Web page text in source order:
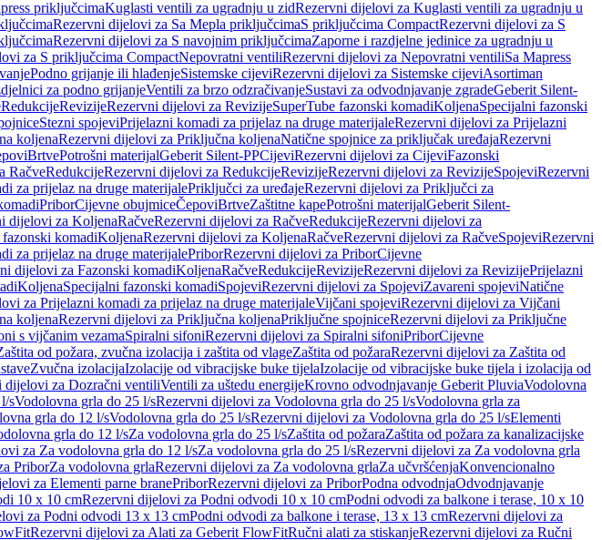
priključcimaKuglasti ventili za ugradnju u zidRezervni dijelovi za Kuglasti ventili za ugradnju u
Rezervni dijelovi za Sa Mepla priključcimaS priključcima CompactRezervni dijelovi za S
Rezervni dijelovi za S navojnim priključcimaZaporne i razdjelne jedinice za ugradnju u
za S priključcima CompactNepovratni ventiliRezervni dijelovi za Nepovratni ventiliSa Mapress
Podno grijanje ili hlađenjeSistemske cijeviRezervni dijelovi za Sistemske cijeviAsortiman
za podno grijanjeVentili za brzo odzračivanjeSustavi za odvodnjavanje zgradeGeberit Silent-
RedukcijeRevizijeRezervni dijelovi za RevizijeSuperTube fazonski komadiKoljenaSpecijalni fazonski
Stezni spojeviPrijelazni komadi za prijelaz na druge materijaleRezervni dijelovi za Prijelazni
koljenaRezervni dijelovi za Priključna koljenaNatične spojnice za priključak uređajaRezervni
BrtvePotrošni materijalGeberit Silent-PPCijeviRezervni dijelovi za CijeviFazonski
RačveRedukcijeRezervni dijelovi za RedukcijeRevizijeRezervni dijelovi za RevizijeSpojeviRezervni
za prijelaz na druge materijalePriključci za uređajeRezervni dijelovi za Priključci za
PriborCijevne obujmiceČepoviBrtveZaštitne kapePotrošni materijalGeberit Silent-
dijelovi za KoljenaRačveRezervni dijelovi za RačveRedukcijeRezervni dijelovi za
komadiKoljenaRezervni dijelovi za KoljenaRačveRezervni dijelovi za RačveSpojeviRezervni
za prijelaz na druge materijalePriborRezervni dijelovi za PriborCijevne
dijelovi za Fazonski komadiKoljenaRačveRedukcijeRevizijeRezervni dijelovi za RevizijePrijelazni
KoljenaSpecijalni fazonski komadiSpojeviRezervni dijelovi za SpojeviZavareni spojeviNatične
za Prijelazni komadi za prijelaz na druge materijaleVijčani spojeviRezervni dijelovi za Vijčani
koljenaRezervni dijelovi za Priključna koljenaPriključne spojniceRezervni dijelovi za Priključne
s vijčanim vezamaSpiralni sifoniRezervni dijelovi za Spiralni sifoniPriborCijevne
od požara, zvučna izolacija i zaštita od vlageZaštita od požaraRezervni dijelovi za Zaštita od
Zvučna izolacijaIzolacije od vibracijske buke tijelaIzolacije od vibracijske buke tijela i izolacija od
dijelovi za Dozračni ventiliVentili za uštedu energijeKrovno odvodnjavanje Geberit PluviaVodolovna
sVodolovna grla do 25 l/sRezervni dijelovi za Vodolovna grla do 25 l/sVodolovna grla za
grla do 12 l/sVodolovna grla do 25 l/sRezervni dijelovi za Vodolovna grla do 25 l/sElementi
grla do 12 l/sZa vodolovna grla do 25 l/sZaštita od požaraZaštita od požara za kanalizacijske
za Za vodolovna grla do 12 l/sZa vodolovna grla do 25 l/sRezervni dijelovi za Za vodolovna grla
PriborZa vodolovna grlaRezervni dijelovi za Za vodolovna grlaZa učvršćenjaKonvencionalno
za Elementi parne branePriborRezervni dijelovi za PriborPodna odvodnjaOdvodnjavanje
10 x 10 cmRezervni dijelovi za Podni odvodi 10 x 10 cmPodni odvodi za balkone i terase, 10 x 10
za Podni odvodi 13 x 13 cmPodni odvodi za balkone i terase, 13 x 13 cmRezervni dijelovi za
Rezervni dijelovi za Alati za Geberit FlowFitRučni alati za stiskanjeRezervni dijelovi za Ručni